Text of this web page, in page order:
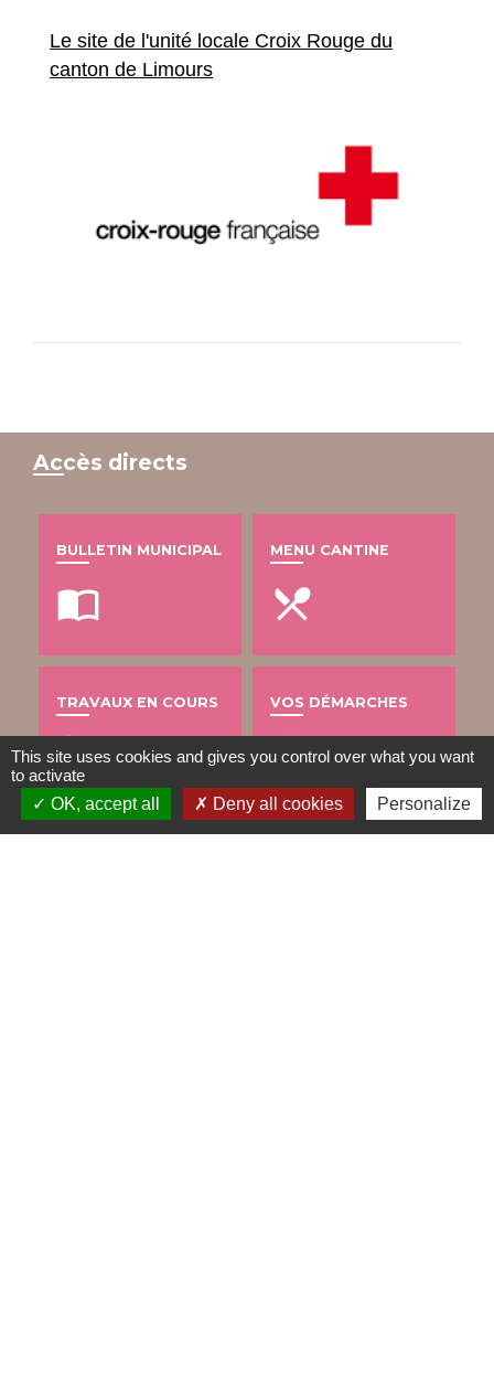
Le site de l'unité locale Croix Rouge du
canton de Limours
Accès directs
BULLETIN MUNICIPAL
import_contacts
MENU CANTINE
local_dining
TRAVAUX EN COURS
build
VOS DÉMARCHES
account_balance
This site uses cookies and gives you control over what you want
to activate
OK, accept all
Deny all cookies Personalize